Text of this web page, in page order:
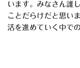
います。みなさん誰
ことだらけだと思い
活を進めていく中で